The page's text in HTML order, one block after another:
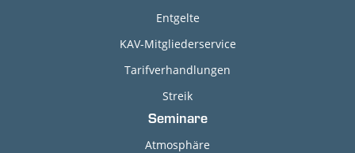
Entgelte
KAV-Mitgliederservice
Tarifverhandlungen
Streik
Seminare
Atmosphäre